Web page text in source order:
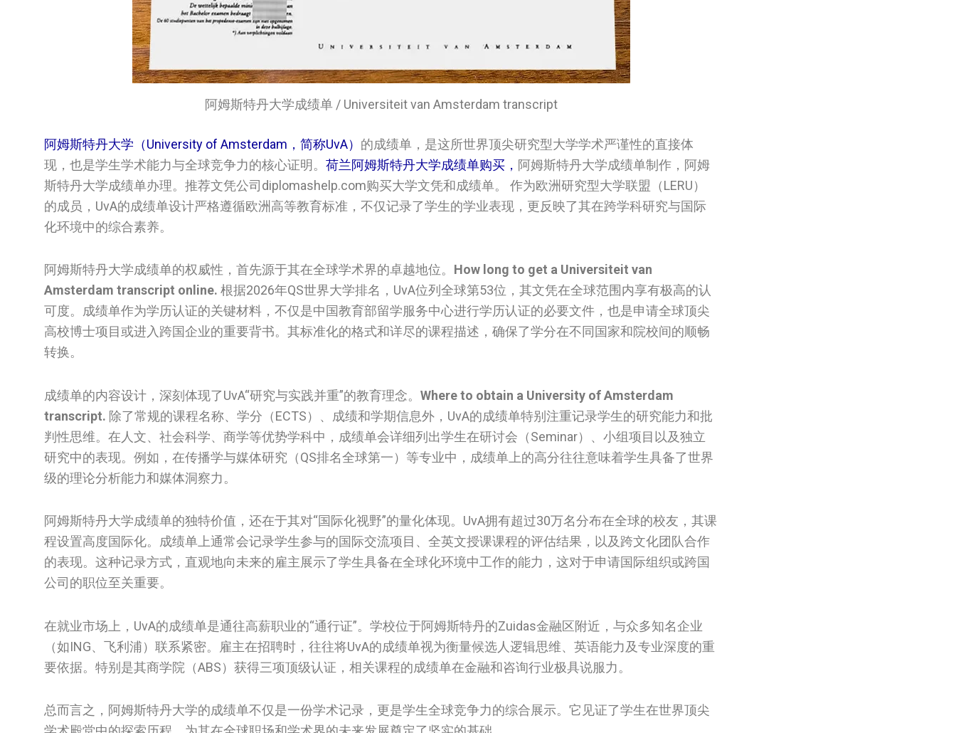
阿姆斯特丹大学成绩单 / Universiteit van Amsterdam transcript
阿姆斯特丹大学（University of Amsterdam，简称UvA） 的成绩单，是这所世界顶尖研究型大学学术严谨性的直接体
现，也是学生学术能力与全球竞争力的核心证明。 荷兰阿姆斯特丹大学成绩单购买， 阿姆斯特丹大学成绩单制作，阿姆
斯特丹大学成绩单办理。推荐文凭公司diplomashelp.com购买大学文凭和成绩单。 作为欧洲研究型大学联盟（LERU）
的成员，UvA的成绩单设计严格遵循欧洲高等教育标准，不仅记录了学生的学业表现，更反映了其在跨学科研究与国际
化环境中的综合素养。
阿姆斯特丹大学成绩单的权威性，首先源于其在全球学术界的卓越地位。 How long to get a Universiteit van
Amsterdam transcript online. 根据2026年QS世界大学排名，UvA位列全球第53位，其文凭在全球范围内享有极高的认
可度。成绩单作为学历认证的关键材料，不仅是中国教育部留学服务中心进行学历认证的必要文件，也是申请全球顶尖
高校博士项目或进入跨国企业的重要背书。其标准化的格式和详尽的课程描述，确保了学分在不同国家和院校间的顺畅
转换。
成绩单的内容设计，深刻体现了UvA“研究与实践并重”的教育理念。 Where to obtain a University of Amsterdam
transcript. 除了常规的课程名称、学分（ECTS）、成绩和学期信息外，UvA的成绩单特别注重记录学生的研究能力和批
判性思维。在人文、社会科学、商学等优势学科中，成绩单会详细列出学生在研讨会（Seminar）、小组项目以及独立
研究中的表现。例如，在传播学与媒体研究（QS排名全球第一）等专业中，成绩单上的高分往往意味着学生具备了世界
级的理论分析能力和媒体洞察力。
阿姆斯特丹大学成绩单的独特价值，还在于其对“国际化视野”的量化体现。UvA拥有超过30万名分布在全球的校友，其课
程设置高度国际化。成绩单上通常会记录学生参与的国际交流项目、全英文授课课程的评估结果，以及跨文化团队合作
的表现。这种记录方式，直观地向未来的雇主展示了学生具备在全球化环境中工作的能力，这对于申请国际组织或跨国
公司的职位至关重要。
在就业市场上，UvA的成绩单是通往高薪职业的“通行证”。学校位于阿姆斯特丹的Zuidas金融区附近，与众多知名企业
（如ING、飞利浦）联系紧密。雇主在招聘时，往往将UvA的成绩单视为衡量候选人逻辑思维、英语能力及专业深度的重
要依据。特别是其商学院（ABS）获得三项顶级认证，相关课程的成绩单在金融和咨询行业极具说服力。
总而言之，阿姆斯特丹大学的成绩单不仅是一份学术记录，更是学生全球竞争力的综合展示。它见证了学生在世界顶尖